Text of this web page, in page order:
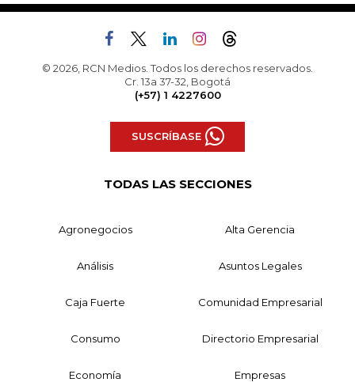
© 2026, RCN Medios. Todos los derechos reservados.
Cr. 13a 37-32, Bogotá
(+57) 1 4227600
SUSCRÍBASE
TODAS LAS SECCIONES
Agronegocios Alta Gerencia
Análisis Asuntos Legales
Caja Fuerte Comunidad Empresarial
Consumo Directorio Empresarial
Economía Empresas